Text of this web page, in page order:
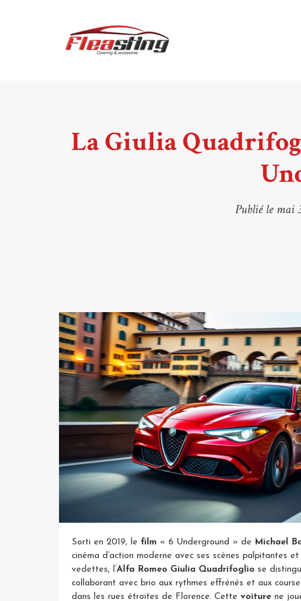
La Giulia
Publié le mai
Sorti en 2019, le film « 6 Underground » de Michael
cinéma d’action moderne avec ses scènes palpitantes
vedettes, l’Alfa Romeo Giulia Quadrifoglio se
collaborant avec brio aux rythmes effrénés et aux
dans les rues étroites de Florence. Cette voiture ne